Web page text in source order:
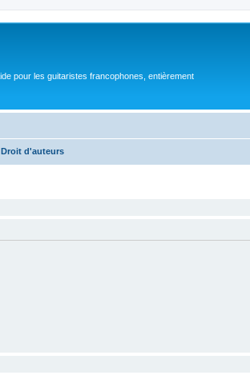
pour les guitaristes francophones, entièrement
Droit d'auteurs